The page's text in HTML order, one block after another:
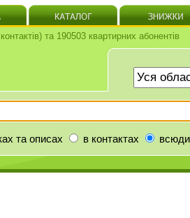
та 190503 квартирних абонентів
та описах в контактах всюди